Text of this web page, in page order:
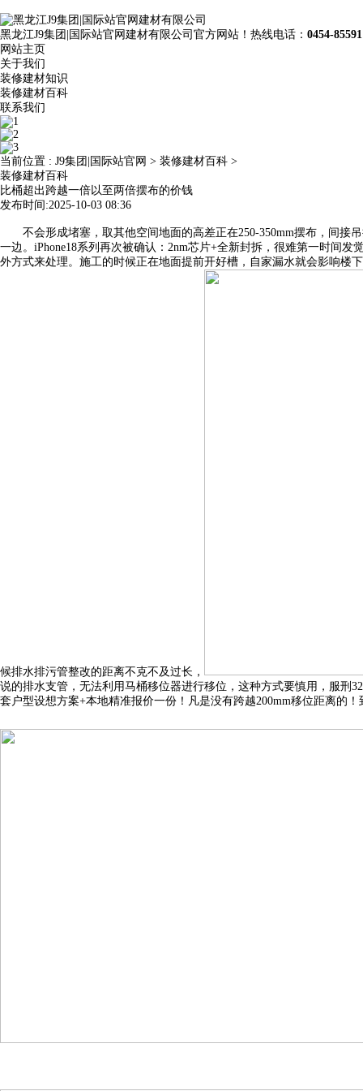
黑龙江J9集团|国际站官网建材有限公司官方网站！热线电话： 0454-
网站主页
关于我们
装修建材知识
装修建材百科
联系我们
当前位置 : J9集团|国际站官网 > 装修建材百科 >
装修建材百科
比桶超出跨越一倍以至两倍摆布的价钱
发布时间:2025-10-03 08:36
不会形成堵塞，取其他空间地面的高差正在250-350mm摆布，间接
一边。iPhone18系列再次被确认：2nm芯片+全新封拆，很难第一时间
外方式来处理。施工的时候正在地面提前开好槽，自家漏水就会影响楼
候排水排污管整改的距离不克不及过长，
说的排水支管，无法利用马桶移位器进行移位，这种方式要慎用，服刑
套户型设想方案+本地精准报价一份！凡是没有跨越200mm移位距离的